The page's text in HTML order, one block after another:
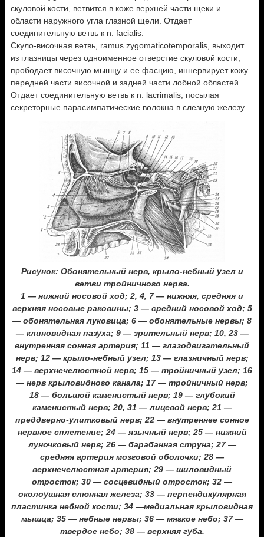
скуловой кости, ветвится в коже верхней части щеки и
области наружного угла глазной щели. Отдает
соединительную ветвь к n. facialis.
Скуло-височная ветвь, ramus zygomaticotemporalis, выходит
из глазницы через одноименное отверстие скуловой кости,
прободает височную мышцу и ее фасцию, иннервирует кожу
передней части височной и задней части лобной областей.
Отдает соединительную ветвь к n. lacrimalis, посылая
секреторные парасимпатические волокна в слезную железу.
Рисунок: Обонятельный нерв, крыло-небный узел и
ветви тройничного нерва.
1 — нижний носовой ход; 2, 4, 7 — нижняя, средняя и
верхняя носовые раковины; 3 — средний носовой ход; 5
— обонятельная луковица; 6 — обонятельные нервы; 8
— клиновидная пазуха; 9 — зрительный нерв; 10, 23 —
внутренняя сонная артерия; 11 — глазодвигательный
нерв; 12 — крыло-небный узел; 13 — глазничный нерв;
14 — верхнечелюстной нерв; 15 — тройничный узел; 16
— нерв крыловидного канала; 17 — тройничный нерв;
18 — большой каменистый нерв; 19 — глубокий
каменистый нерв; 20, 31 — лицевой нерв; 21 —
преддверно-улитковый нерв; 22 — внутреннее сонное
нервное сплетение; 24 — язычный нерв; 25 — нижний
луночковый нерв; 26 — барабанная струна; 27 —
средняя артерия мозговой оболочки; 28 —
верхнечелюстная артерия; 29 — шиловидный
отросток; 30 — сосцевидный отросток; 32 —
околоушная слюнная железа; 33 — перпендикулярная
пластинка небной кости; 34 —медиальная крыловидная
мышца; 35 — небные нервы; 36 — мягкое небо; 37 —
твердое небо; 38 — верхняя губа.